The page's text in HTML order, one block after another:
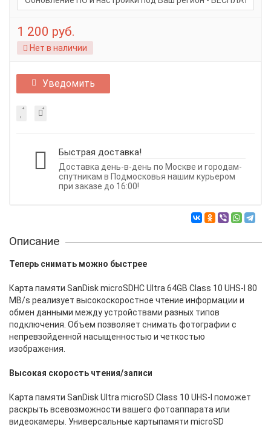
1 200 руб.
Нет в наличии
Уведомить
Быстрая доставка!
Доставка день-в-день по Москве и городам-
спутникам в Подмосковья нашим курьером
при заказе до 16:00!
Описание
Теперь снимать можно быстрее
Карта памяти SanDisk microSDHC Ultra 64GB Class 10 UHS-I 80
MB/s реализует высокоскоростное чтение информации и
обмен данными между устройствами разных типов
подключения. Объем позволяет снимать фотографии с
непревзойденной насыщенностью и четкостью
изображения.
Высокая скорость чтения/записи
Карта памяти SanDisk Ultra microSD Class 10 UHS-I поможет
раскрыть всевозможности вашего фотоаппарата или
видеокамеры. Универсальные картыпамяти microSD